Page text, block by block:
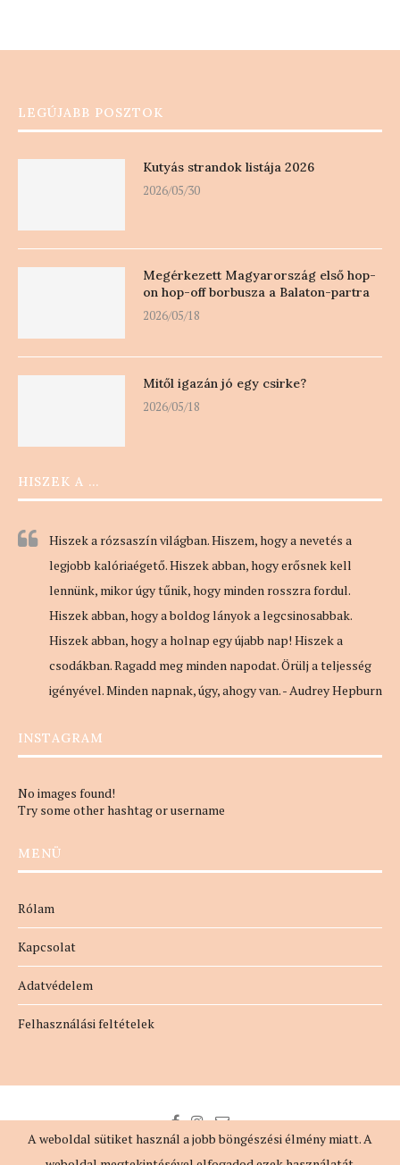
LEGÚJABB POSZTOK
Kutyás strandok listája 2026
2026/05/30
Megérkezett Magyarország első hop-
on hop-off borbusza a Balaton-partra
2026/05/18
Mitől igazán jó egy csirke?
2026/05/18
HISZEK A …
Hiszek a rózsaszín világban. Hiszem, hogy a nevetés a
legjobb kalóriaégető. Hiszek abban, hogy erősnek kell
lennünk, mikor úgy tűnik, hogy minden rosszra fordul.
Hiszek abban, hogy a boldog lányok a legcsinosabbak.
Hiszek abban, hogy a holnap egy újabb nap! Hiszek a
csodákban. Ragadd meg minden napodat. Örülj a teljesség
igényével. Minden napnak, úgy, ahogy van. - Audrey Hepburn
INSTAGRAM
No images found!
Try some other hashtag or username
MENÜ
Rólam
Kapcsolat
Adatvédelem
Felhasználási feltételek
A weboldal sütiket használ a jobb böngészési élmény miatt. A